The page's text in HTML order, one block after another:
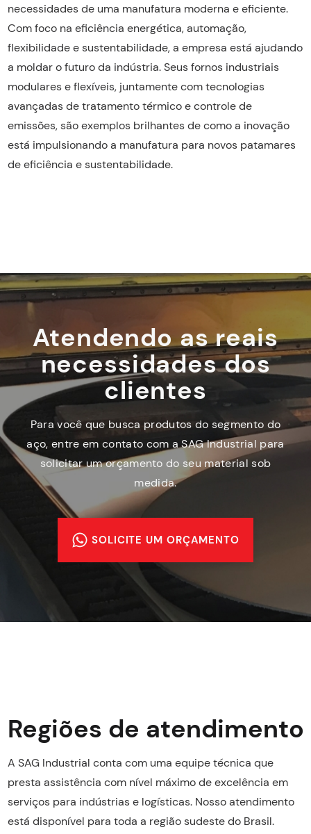
necessidades de uma manufatura moderna e eficiente.
Com foco na eficiência energética, automação,
flexibilidade e sustentabilidade, a empresa está ajudando
a moldar o futuro da indústria. Seus fornos industriais
modulares e flexíveis, juntamente com tecnologias
avançadas de tratamento térmico e controle de
emissões, são exemplos brilhantes de como a inovação
está impulsionando a manufatura para novos patamares
de eficiência e sustentabilidade.
Atendendo as reais
necessidades dos
clientes
Para você que busca produtos do segmento do
aço, entre em contato com a SAG Industrial para
solicitar um orçamento do seu material sob
medida.
SOLICITE UM ORÇAMENTO
Regiões de atendimento
A SAG Industrial conta com uma equipe técnica que
presta assistência com nível máximo de excelência em
serviços para indústrias e logísticas. Nosso atendimento
está disponível para toda a região sudeste do Brasil.